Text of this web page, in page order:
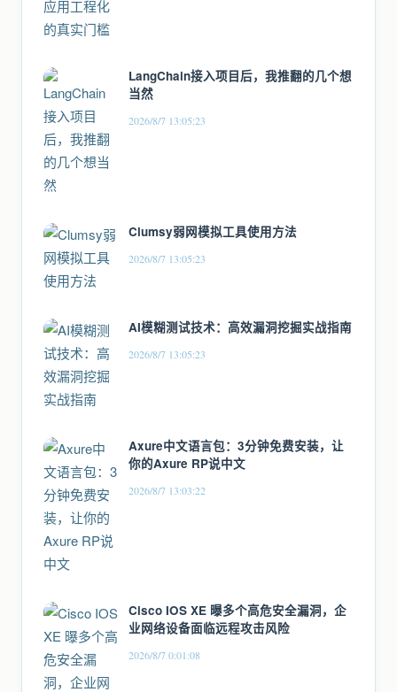
LangChain接入项目后，我推翻的几个想
当然
2026/8/7 13:05:23
Clumsy弱网模拟工具使用方法
2026/8/7 13:05:23
AI模糊测试技术：高效漏洞挖掘实战指南
2026/8/7 13:05:23
Axure中文语言包：3分钟免费安装，让
你的Axure RP说中文
2026/8/7 13:03:22
Cisco IOS XE 曝多个高危安全漏洞，企
业网络设备面临远程攻击风险
2026/8/7 0:01:08